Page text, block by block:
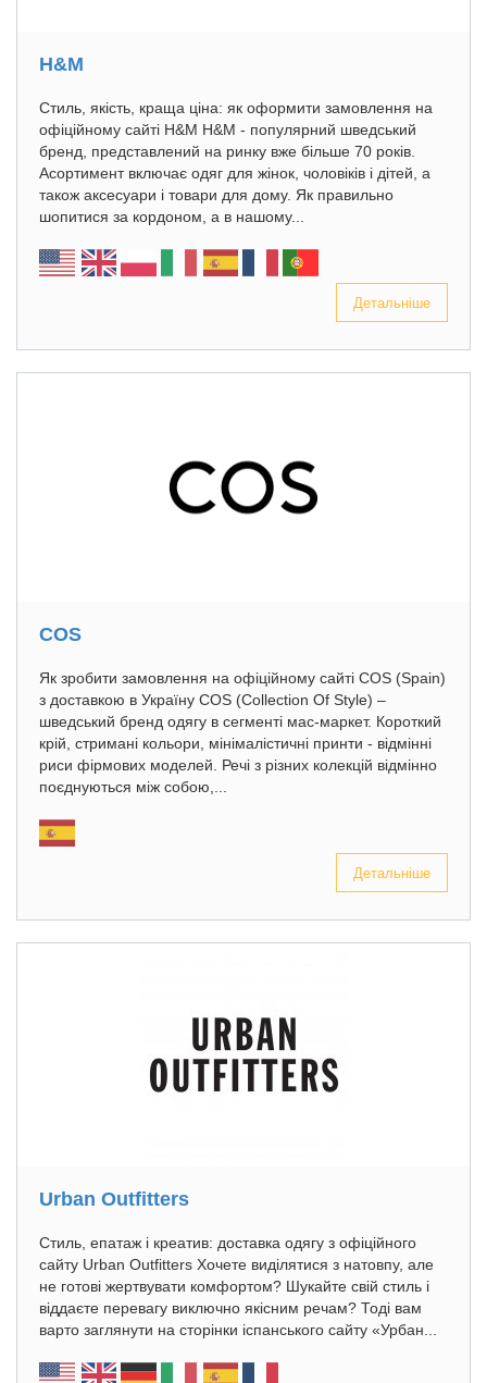
H&M
Стиль, якість, краща ціна: як оформити замовлення на
офіційному сайті H&M H&M - популярний шведський
бренд, представлений на ринку вже більше 70 років.
Асортимент включає одяг для жінок, чоловіків і дітей, а
також аксесуари і товари для дому. Як правильно
шопитися за кордоном, а в нашому...
Детальніше
COS
Як зробити замовлення на офіційному сайті COS (Spain)
з доставкою в Україну COS (Collection Of Style) –
шведський бренд одягу в сегменті мас-маркет. Короткий
крій, стримані кольори, мінімалістичні принти - відмінні
риси фірмових моделей. Речі з різних колекцій відмінно
поєднуються між собою,...
Детальніше
Urban Outfitters
Стиль, епатаж і креатив: доставка одягу з офіційного
сайту Urban Outfitters Хочете виділятися з натовпу, але
не готові жертвувати комфортом? Шукайте свій стиль і
віддаєте перевагу виключно якісним речам? Тоді вам
варто заглянути на сторінки іспанського сайту «Урбан...